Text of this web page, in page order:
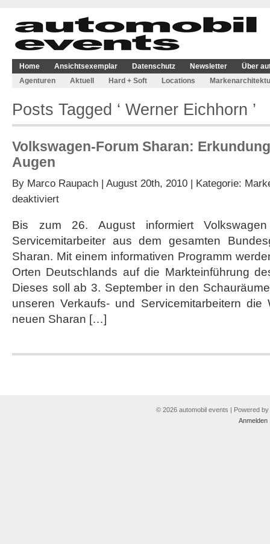
Home Ansichtsexemplar Datenschutz Newsletter
Über
Agenturen
Aktuell Hard + Soft Locations
Posts Tagged ‘ Werner Eichhorn ’
Volkswagen-Forum Sharan:
Augen
By Marco Raupach | August 20th, 2010 | Kategorie:
deaktiviertfür
Sharan:
Erkundung
verbundenen
Augen
Bis zum 26. August informiert
Servicemitarbeiter aus dem gesamten
Sharan. Mit einem informativen Programm
Orten Deutschlands auf die Markteinführung
Dieses soll ab 3. September in den
unseren Verkaufs- und Servicemitarbeitern die
neuen Sharan […]
© 2026 automobil events | Powered by
Anmelden|